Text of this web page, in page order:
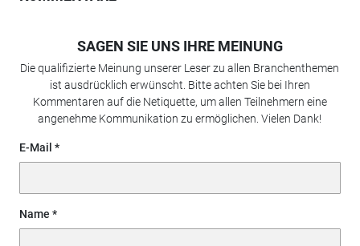
SAGEN SIE UNS IHRE MEINUNG
Die qualifizierte Meinung unserer Leser zu allen Branchenthemen
ist ausdrücklich erwünscht. Bitte achten Sie bei Ihren
Kommentaren auf die Netiquette, um allen Teilnehmern eine
angenehme Kommunikation zu ermöglichen. Vielen Dank!
E-Mail
Name